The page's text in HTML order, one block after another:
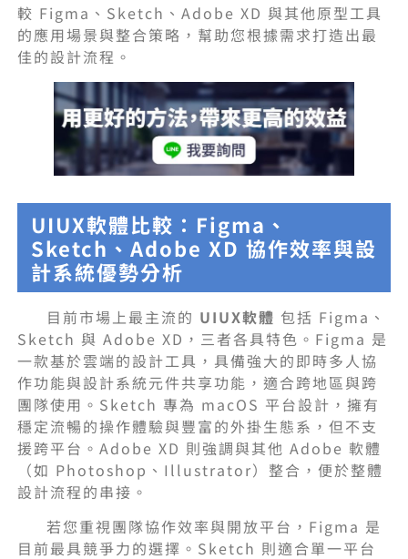
較 Figma、Sketch、Adobe XD 與其他原型工具
的應用場景與整合策略，幫助您根據需求打造出最
佳的設計流程。
UIUX軟體比較：Figma、
Sketch、Adobe XD 協作效率與設
計系統優勢分析
目前市場上最主流的 UIUX軟體 包括 Figma、
Sketch 與 Adobe XD，三者各具特色。Figma 是
一款基於雲端的設計工具，具備強大的即時多人協
作功能與設計系統元件共享功能，適合跨地區與跨
團隊使用。Sketch 專為 macOS 平台設計，擁有
穩定流暢的操作體驗與豐富的外掛生態系，但不支
援跨平台。Adobe XD 則強調與其他 Adobe 軟體
（如 Photoshop、Illustrator）整合，便於整體
設計流程的串接。
若您重視團隊協作效率與開放平台，Figma 是
目前最具競爭力的選擇。Sketch 則適合單一平台